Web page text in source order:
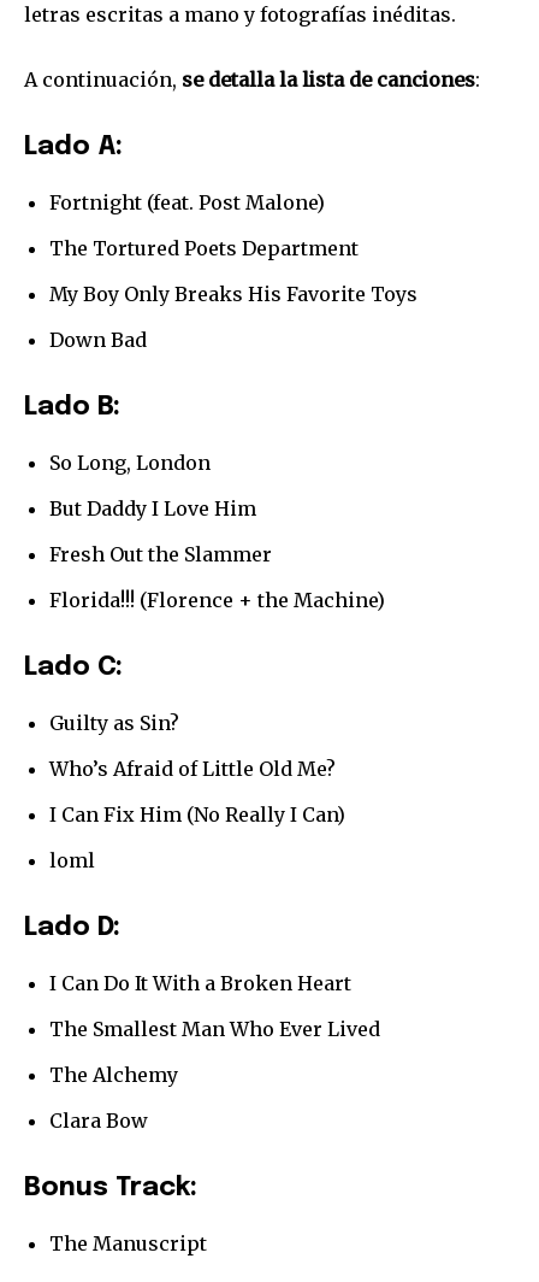
Únete a nuestra comunidad de
suscriptores y sé parte de la
conversación.
y da click en el botón de "suscribir". No te preocupes,
INBOX. Tu información está segura con nosotros.
Acepto laPolítica de Privacidad.
Seguidores
letras escritas a mano y fotografías inéditas.
A continuación, se detalla la lista de canciones:
Lado A:
Fortnight (feat. Post Malone)
The Tortured Poets Department
My Boy Only Breaks His Favorite Toys
Down Bad
Lado B:
So Long, London
But Daddy I Love Him
Fresh Out the Slammer
Florida!!! (Florence + the Machine)
Lado C:
Guilty as Sin?
Who’s Afraid of Little Old Me?
I Can Fix Him (No Really I Can)
loml
Lado D:
I Can Do It With a Broken Heart
The Smallest Man Who Ever Lived
The Alchemy
Clara Bow
Bonus Track:
The Manuscript